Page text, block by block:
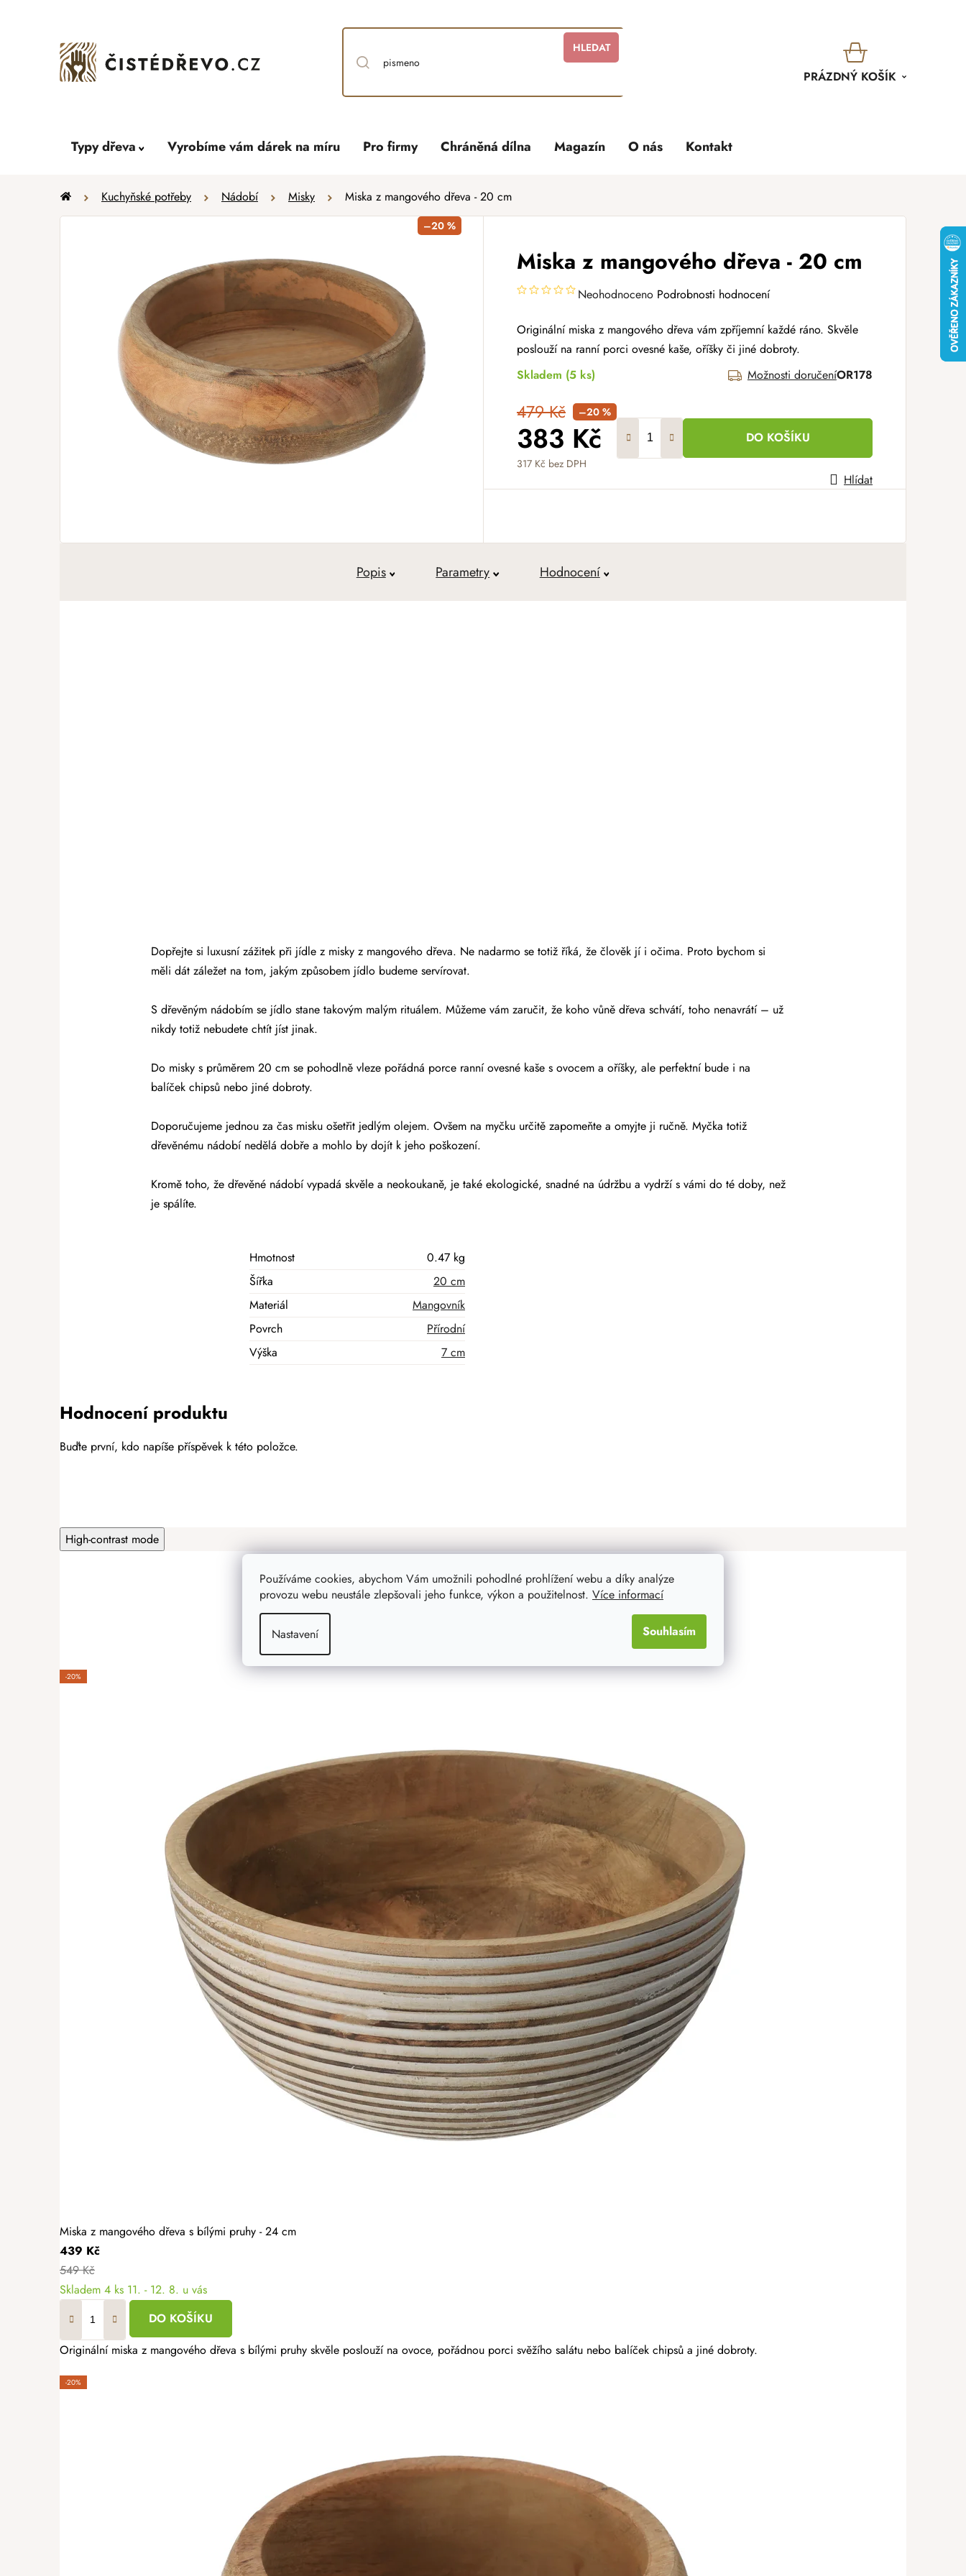
Používáme cookies, abychom Vám umožnili pohodlné prohlížení webu a díky analýze
provozu webu neustále zlepšovali jeho funkce, výkon a použitelnost. Více informací
Nastavení Souhlasím
HLEDAT
KOŠÍK
PRÁZDNÝ KOŠÍK
Typy dřeva Vyrobíme vám dárek na míru Pro firmy Chráněná dílna Magazín O nás Kontakt
Domů Kuchyňské potřeby Nádobí Misky Miska z mangového dřeva - 20 cm
Miska z mangového dřeva - 20 cm
Neohodnoceno Podrobnosti hodnocení
Originální miska z mangového dřeva vám zpříjemní každé ráno. Skvěle
poslouží na ranní porci ovesné kaše, oříšky či jiné dobroty.
Skladem (5 ks) Možnosti doručeníOR178
479 Kč –20 %
383 Kč
317 Kč bez DPH
Měrná cena:
DO KOŠÍKU
Hlídat
–20 %
Popis Parametry Hodnocení
Dopřejte si luxusní zážitek při jídle z misky z mangového dřeva. Ne nadarmo se totiž říká, že člověk jí i očima. Proto bychom si
měli dát záležet na tom, jakým způsobem jídlo budeme servírovat.
S dřevěným nádobím se jídlo stane takovým malým rituálem. Můžeme vám zaručit, že koho vůně dřeva schvátí, toho nenavrátí – už
nikdy totiž nebudete chtít jíst jinak.
Do misky s průměrem 20 cm se pohodlně vleze pořádná porce ranní ovesné kaše s ovocem a oříšky, ale perfektní bude i na
balíček chipsů nebo jiné dobroty.
Doporučujeme jednou za čas misku ošetřit jedlým olejem. Ovšem na myčku určitě zapomeňte a omyjte ji ručně. Myčka totiž
dřevěnému nádobí nedělá dobře a mohlo by dojít k jeho poškození.
Kromě toho, že dřevěné nádobí vypadá skvěle a neokoukaně, je také ekologické, snadné na údržbu a vydrží s vámi do té doby, než
je spálíte.
Hmotnost
0.47 kg
Šířka
20 cm
Materiál
Mangovník
Povrch
Přírodní
Výška
7 cm
Hodnocení produktu
Buďte první, kdo napíše příspěvek k této položce.
High-contrast mode
-20%
Miska z mangového dřeva s bílými pruhy - 24 cm
439 Kč
549 Kč
Skladem 4 ks 11. - 12. 8. u vás
DO KOŠÍKU
Originální miska z mangového dřeva s bílými pruhy skvěle poslouží na ovoce, pořádnou porci svěžího salátu nebo balíček chipsů a jiné dobroty.
-20%